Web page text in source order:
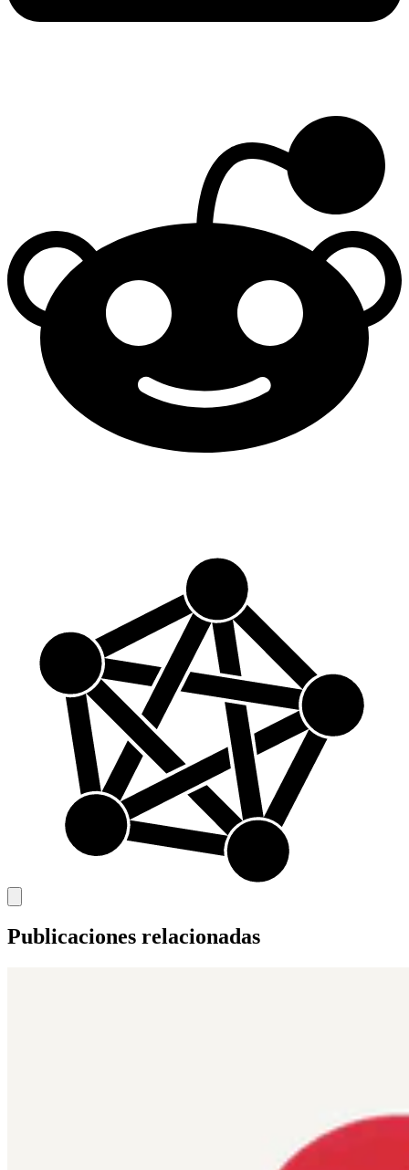
Publicaciones relacionadas